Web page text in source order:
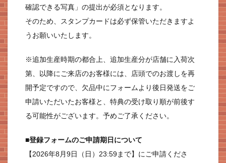
確認できる写真」の提出が必須となります。
そのため、スタンプカードは必ず保管いただきますよ
うお願いいたします。
※追加生産時期の都合上、追加生産分が店舗に入荷次
第、以降にご来店のお客様には、店頭でのお渡しを再
開予定ですので、欠品中にフォームより後日発送をご
申請いただいたお客様と、特典の受け取り順が前後す
る可能性がございます。予めご了承ください。
■登録フォームのご申請期日について
【2026年8月9日（日）23:59まで】にご申請くださ